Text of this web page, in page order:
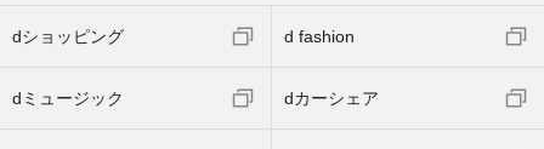
dショッピング d fashion
dミュージック dカーシェア